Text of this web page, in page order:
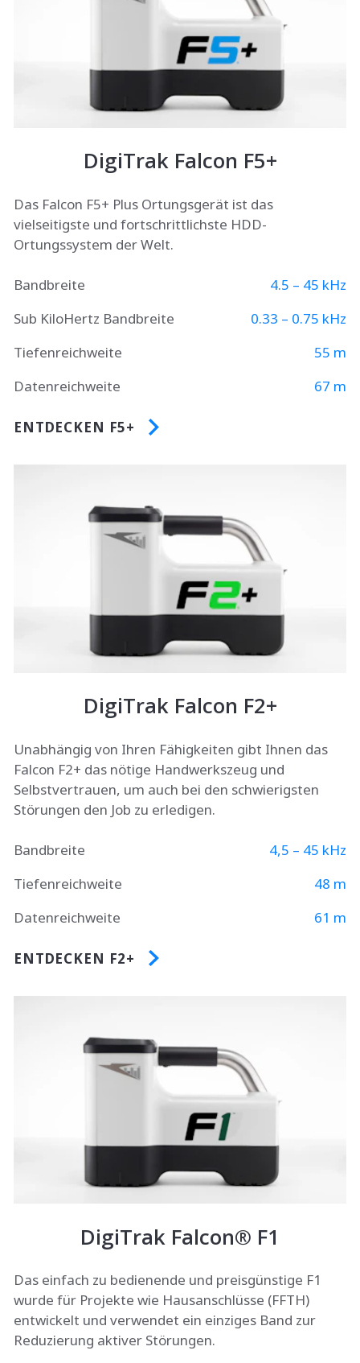
DigiTrak Falcon F5+
Das Falcon F5+ Plus Ortungsgerät ist das
vielseitigste und fortschrittlichste HDD-
Ortungssystem der Welt.
Bandbreite
4.5 – 45 kHz
Sub KiloHertz Bandbreite
0.33 – 0.75 kHz
Tiefenreichweite
55 m
Datenreichweite
67 m
ENTDECKEN F5+
DigiTrak Falcon F2+
Unabhängig von Ihren Fähigkeiten gibt Ihnen das
Falcon F2+ das nötige Handwerkszeug und
Selbstvertrauen, um auch bei den schwierigsten
Störungen den Job zu erledigen.
Bandbreite
4,5 – 45 kHz
Tiefenreichweite
48 m
Datenreichweite
61 m
ENTDECKEN F2+
DigiTrak Falcon® F1
Das einfach zu bedienende und preisgünstige F1
wurde für Projekte wie Hausanschlüsse (FFTH)
entwickelt und verwendet ein einziges Band zur
Reduzierung aktiver Störungen.